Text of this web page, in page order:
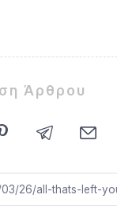
Άρθρου